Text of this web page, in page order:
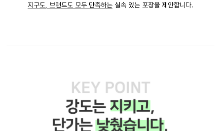
지구도, 브랜드도 모두 만족하는 실속 있는 포장을 제안합니다.